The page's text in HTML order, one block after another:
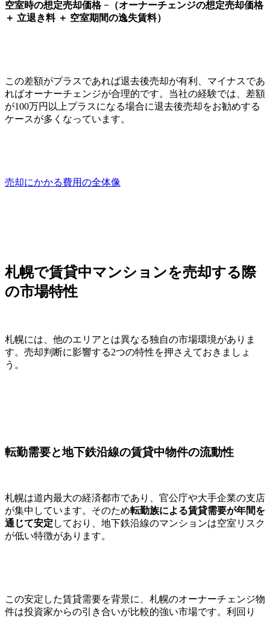
空室時の想定売却価格 −（オーナーチェンジの想定売却価格
＋ 立退き料 ＋ 空室期間の逸失賃料）
この差額がプラスであれば退去後売却が有利、マイナスであ
ればオーナーチェンジが合理的です。当社の経験では、差額
が100万円以上プラスになる場合に退去後売却をお勧めする
ケースが多くなっています。
売却にかかる費用の全体像
札幌で賃貸中マンションを売却する際
の市場特性
札幌には、他のエリアとは異なる独自の市場環境がありま
す。売却判断に影響する2つの特性を押さえておきましょ
う。
転勤需要と地下鉄沿線の賃貸中物件の流動性
札幌は道内最大の経済都市であり、官公庁や大手企業の支店
が集中しています。そのため転勤族による賃貸需要が年間を
通じて安定 しており、地下鉄沿線のマンションは空室リスク
が低い特徴があります。
この安定した賃貸需要を背景に、札幌のオーナーチェンジ物
件は投資家からの引き合いが比較的強い市場です。利回り